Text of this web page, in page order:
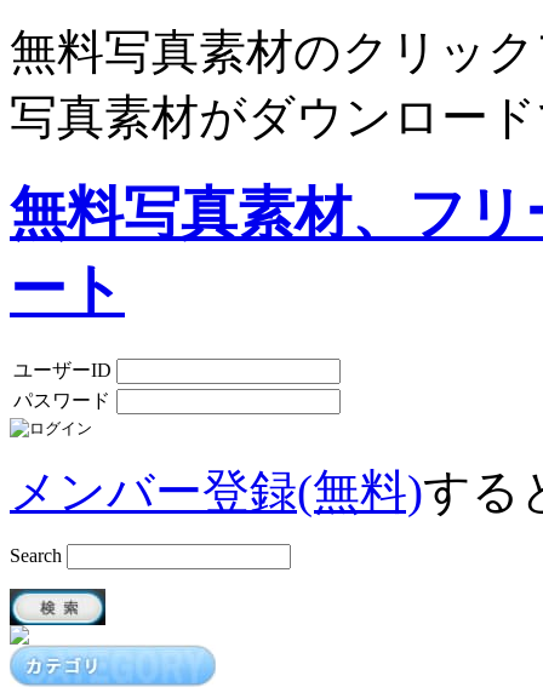
無料写真素材のクリッ
写真素材がダウンロー
無料写真素材、フ
ート
ユーザーID
パスワード
メンバー登録(無料)する
Search